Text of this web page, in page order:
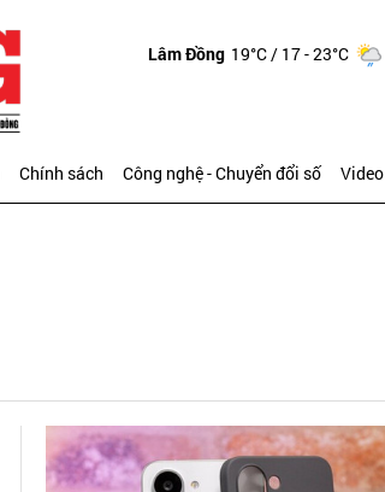
Lâm Đồng 19°C/ 17 - 23°C
Chính sách Công nghệ - Chuyển đổi số Video